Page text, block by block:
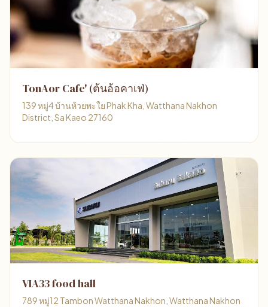
TonAor Cafe' (ต้นอ้อคาเฟ่)
139 หมู่4 บ้านห้วยพะใย Phak Kha, Watthana Nakhon
District, Sa Kaeo 27160
VIA33 food hall
789 หมู่12 Tambon Watthana Nakhon, Watthana Nakhon